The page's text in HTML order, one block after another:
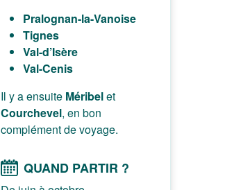
Pralognan-la-Vanoise
Tignes
Val-d’Isère
Val-Cenis
Il y a ensuite Méribelet
Courchevel, en bon
complément de voyage.
QUAND PARTIR ?